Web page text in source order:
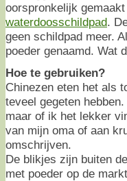
oorspronkelijk
waterdoosschildpad.
geen schildpad meer.
poeder genaamd. Wat
Hoe te gebruiken?
Chinezen eten het als
teveel gegeten
maar of ik het lekker
van mijn oma of aan
omschrijven.
De blikjes zijn buiten
met poeder op de